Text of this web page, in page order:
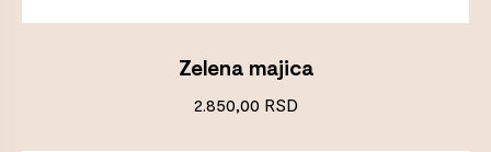
Zelena majica
2.850,00 RSD